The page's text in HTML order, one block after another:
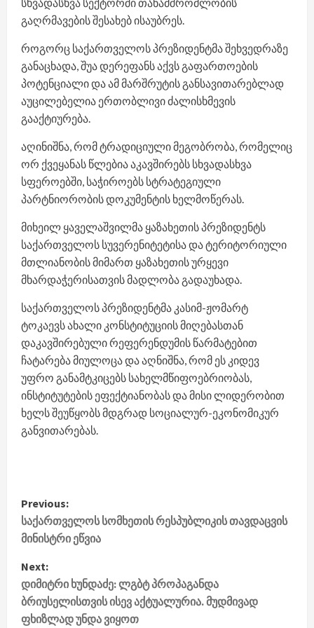
გაღრმავების შესახებ ისაუბრეს.
როგორც საქართველოს პრეზიდენტმა შეხვედრაზე
განაცხადა, შუა დერეფანს აქვს გაფართოების
პოტენციალი და ამ მარშრუტის განსავითარებლად
აუცილებელია ერთობლივი ძალისხმევის
გააქტიურება.
აღინიშნა, რომ ტრადიციული მეგობრობა, რომელიც
ორ ქვეყანას წლებია აკავშირებს სხვადასხვა
სფეროებში, საჭიროებს სტრატეგიული
პარტნიორობის დოკუმენტის ხელმოწერას.
მიხეილ ყაველაშვილმა ყაზახეთის პრეზიდენტს
საქართველოს სუვერენიტეტისა და ტერიტორიული
მთლიანობის მიმართ ყაზახეთის ურყევი
მხარდაჭერისათვის მადლობა გადაუხადა.
საქართველოს პრეზიდენტმა კასიმ-ჟომარტ
ტოკაევს ახალი კონსტიტუციის მიღებასთან
დაკავშირებული რეფერენდუმის წარმატებით
ჩატარება მიულოცა და აღნიშნა, რომ ეს კიდევ
უფრო განამტკიცებს სახელმწიფოებრიობას,
ინსტიტუტების ეფექტიანობას და მისი ლიდერობით
ხელს შეუწყობს მდგრად სოციალურ-ეკონომიკურ
განვითარებას.
P
o
s
t
n
Previous:
საქართველოს სომხეთის რესპუბლიკის თავდაცვის
მინისტრი ეწვია
Next:
დიმიტრი ხუნდაძე: ლგბტ პროპაგანდა
ბრიუსელისთვის ისევ აქტუალურია. მუდმივად
ფხიზლად უნდა ვიყოთ